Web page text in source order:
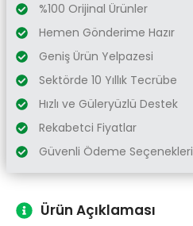
%100 Orijinal Ürünler
Hemen Gönderime Hazır
Geniş Ürün Yelpazesi
Sektörde 10 Yıllık Tecrübe
Hızlı ve Güleryüzlü Destek
Rekabetci Fiyatlar
Güvenli Ödeme Seçenekleri
Ürün Açıklaması